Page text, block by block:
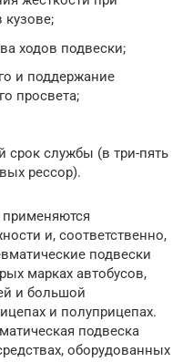
кузове;
ходов подвески;
и поддержание
просвета;
срок службы (в три-пять
рессор).
и, соответственно,
подвески
марках автобусов,
и большой
и полуприцепах.
подвеска
оборудованных